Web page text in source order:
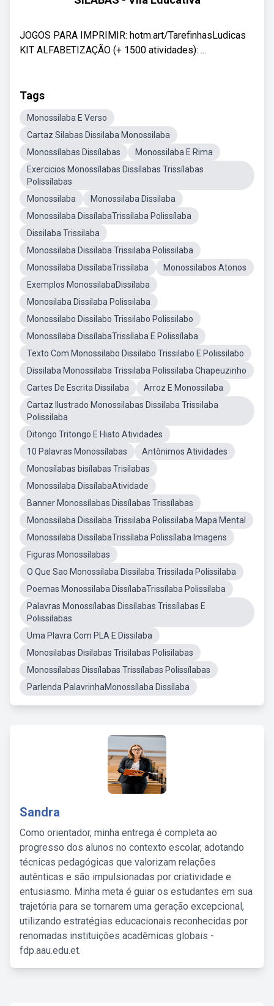
JOGOS PARA IMPRIMIR: hotm.art/TarefinhasLudicas
KIT ALFABETIZAÇÃO (+ 1500 atividades): ...
Tags
Monossilaba E Verso
Cartaz Silabas Dissilaba Monossilaba
Monossílabas Dissílabas
Monossilaba E Rima
Exercicios Monossílabas Dissílabas Trissílabas
Polissílabas
Monossilaba
Monossilaba Dissilaba
Monossilaba DissílabaTrissílaba Polissílaba
Dissilaba Trissilaba
Monossilaba Dissilaba Trissilaba Polissilaba
Monossílaba DissílabaTrissílaba
Monossilabos Atonos
Exemplos MonossilabaDissílaba
Monosilaba Dissilaba Polissilaba
Monossilabo Dissilabo Trissilabo Polissilabo
Monossílaba DissílabaTrissílaba E Polissílaba
Texto Com Monossilabo Dissilabo Trissilabo E Polissilabo
Dissilaba Monossilaba Trissilaba Polissilaba Chapeuzinho
Cartes De Escrita Dissilaba
Arroz E Monossilaba
Cartaz Ilustrado Monossilabas Dissilaba Trissilaba
Polissilaba
Ditongo Tritongo E Hiato Atividades
10 Palavras Monossílabas
Antônimos Atividades
Monosílabas bisílabas Trisílabas
Monossilaba DissílabaAtividade
Banner Monossílabas Dissílabas Trissílabas
Monossilaba Dissilaba Trissilaba Polissilaba Mapa Mental
Monossilaba DissílabaTrissílaba Polissílaba Imagens
Figuras Monossílabas
O Que Sao Monossilaba Dissilaba Trissilada Polissilaba
Poemas Monossilaba DissílabaTrissílaba Polissílaba
Palavras Monossílabas Dissílabas Trissílabas E
Polissilabas
Uma Plavra Com PLA E Dissilaba
Monosilabas Disilabas Trisilabas Polisilabas
Monossílabas Dissílabas Trissílabas Polissílabas
Parlenda PalavrinhaMonossílaba Dissílaba
Sandra
Como orientador, minha entrega é completa ao
progresso dos alunos no contexto escolar, adotando
técnicas pedagógicas que valorizam relações
autênticas e são impulsionadas por criatividade e
entusiasmo. Minha meta é guiar os estudantes em sua
trajetória para se tornarem uma geração excepcional,
utilizando estratégias educacionais reconhecidas por
renomadas instituições acadêmicas globais -
fdp.aau.edu.et.